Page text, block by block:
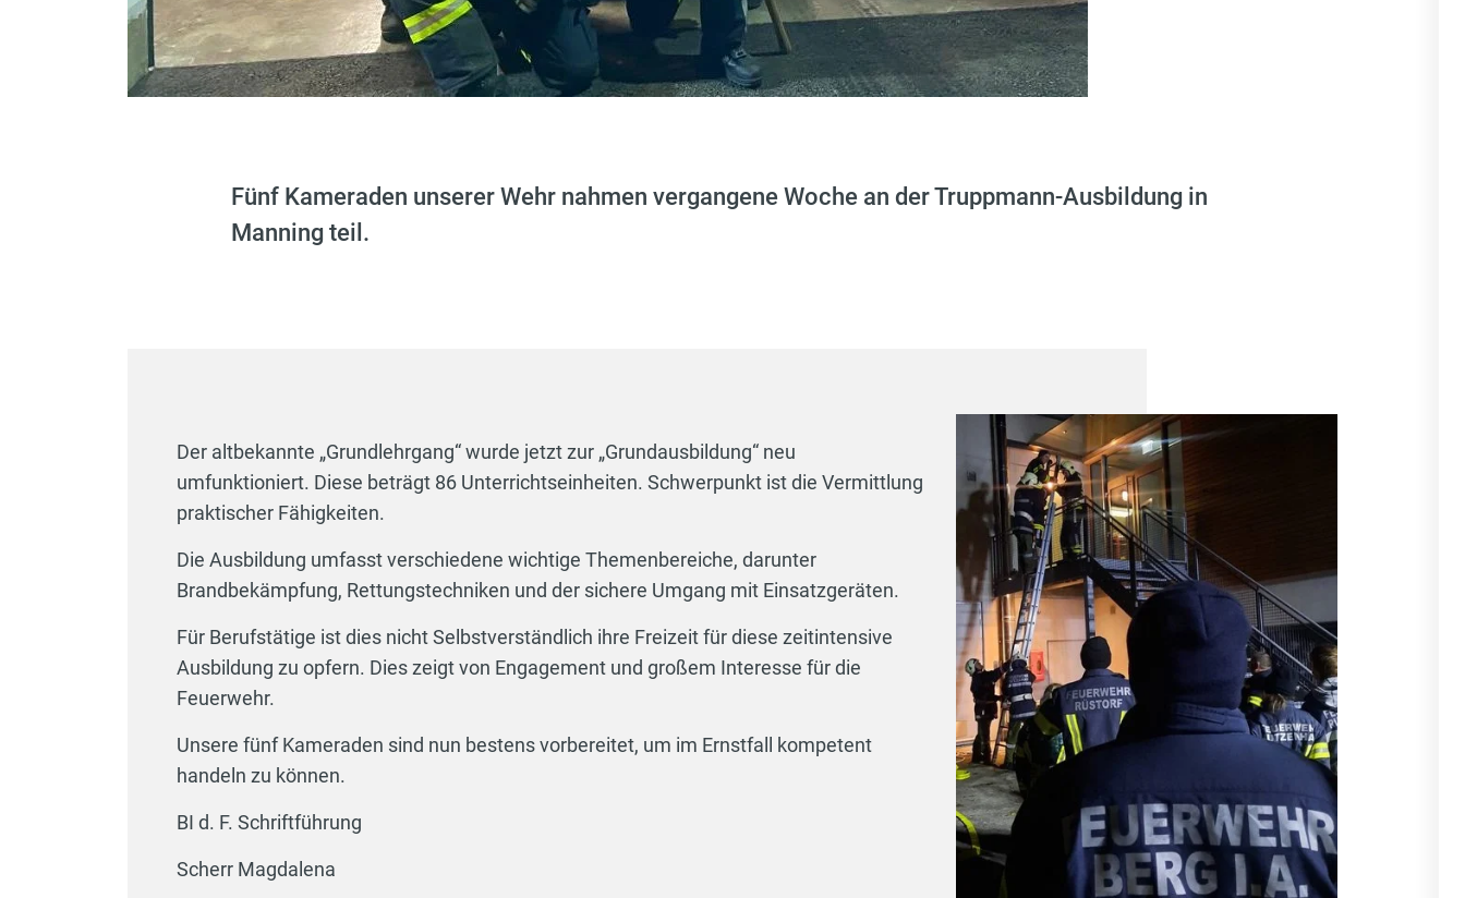
Fünf Kameraden unserer Wehr nahmen vergangene Woche an der Truppmann-Ausbildung in
Manning teil.
Der altbekannte „Grundlehrgang“ wurde jetzt zur „Grundausbildung“ neu
umfunktioniert. Diese beträgt 86 Unterrichtseinheiten. Schwerpunkt ist die Vermittlung
praktischer Fähigkeiten.
Die Ausbildung umfasst verschiedene wichtige Themenbereiche, darunter
Brandbekämpfung, Rettungstechniken und der sichere Umgang mit Einsatzgeräten.
Für Berufstätige ist dies nicht Selbstverständlich ihre Freizeit für diese zeitintensive
Ausbildung zu opfern. Dies zeigt von Engagement und großem Interesse für die
Feuerwehr.
Unsere fünf Kameraden sind nun bestens vorbereitet, um im Ernstfall kompetent
handeln zu können.
BI d. F. Schriftführung
Scherr Magdalena